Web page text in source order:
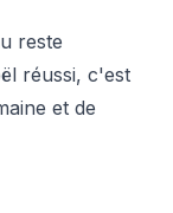
reste
réussi, c'est
et de